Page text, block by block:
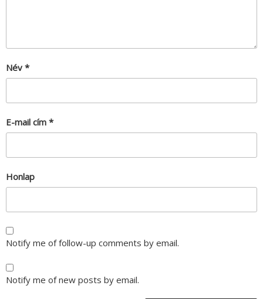
Név *
E-mail cím *
Honlap
Notify me of follow-up comments by email.
Notify me of new posts by email.